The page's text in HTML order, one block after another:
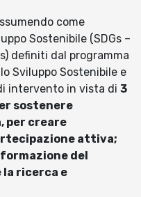
come
Sostenibile (SDGs –
definiti dal programma
Sviluppo Sostenibile e
intervento in vista di 3
sostenere
per creare
attiva;
del
ricerca e